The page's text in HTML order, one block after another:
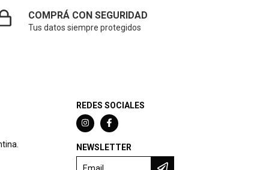
COMPRÁ CON SEGURIDAD
Tus datos siempre protegidos
REDES SOCIALES
NEWSLETTER